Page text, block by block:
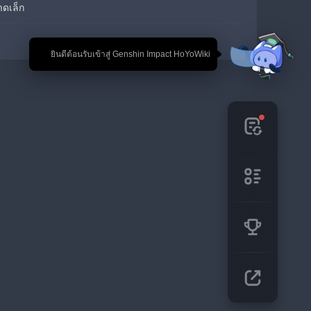
🎉 ยินดีต้อนรับเข้าสู่ Genshin Impact HoYoWiki
เล็ก